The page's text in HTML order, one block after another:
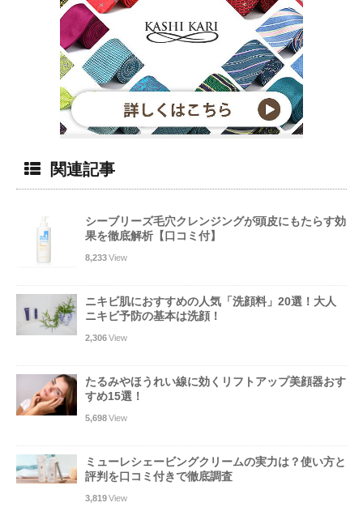
関連記事
シーブリーズ毛穴クレンジングが頭皮にもたらす効
果を徹底解析【口コミ付】
8,233View
ニキビ肌におすすめの人気「洗顔料」20選！大人
ニキビ予防の基本は洗顔！
2,306View
たるみやほうれい線に効くリフトアップ美顔器おす
すめ15選！
5,698View
ミューレシェービングクリームの実力は？使い方と
評判を口コミ付きで徹底調査
3,819View